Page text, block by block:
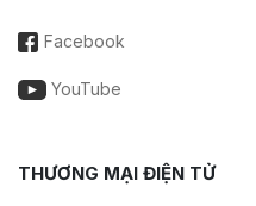
Facebook
YouTube
THƯƠNG MẠI ĐIỆN TỬ